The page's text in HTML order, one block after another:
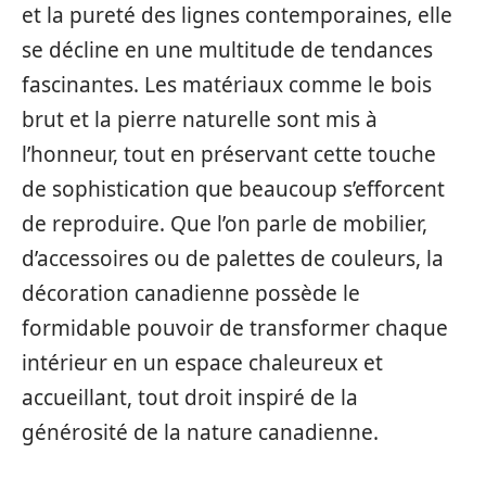
et la pureté des lignes contemporaines, elle
se décline en une multitude de tendances
fascinantes. Les matériaux comme le bois
brut et la pierre naturelle sont mis à
l’honneur, tout en préservant cette touche
de sophistication que beaucoup s’efforcent
de reproduire. Que l’on parle de mobilier,
d’accessoires ou de palettes de couleurs, la
décoration canadienne possède le
formidable pouvoir de transformer chaque
intérieur en un espace chaleureux et
accueillant, tout droit inspiré de la
générosité de la nature canadienne.